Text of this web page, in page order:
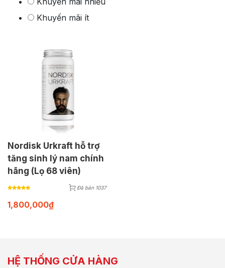
Khuyến mãi ít
Nordisk Urkraft hỗ trợ
tăng sinh lý nam chính
hãng (Lọ 68 viên)
Đã bán 1037
1,800,000₫
HỆ THỐNG CỬA HÀNG